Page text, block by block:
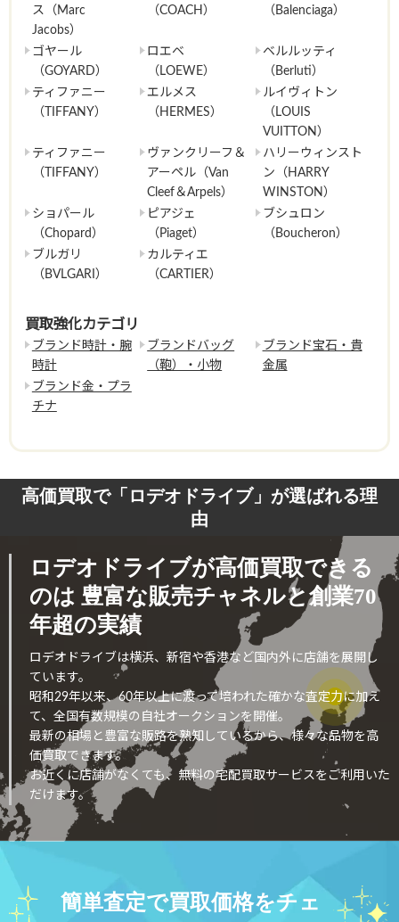
ス（Marc
Jacobs）
（COACH） （Balenciaga）
ゴヤール
（GOYARD）
ロエベ
（LOEWE）
ベルルッティ
（Berluti）
ティファニー
（TIFFANY）
エルメス
（HERMES）
ルイヴィトン
（LOUIS
VUITTON）
ティファニー
（TIFFANY）
ヴァンクリーフ＆
アーペル（Van
Cleef＆Arpels）
ハリーウィンスト
ン（HARRY
WINSTON）
ショパール
（Chopard）
ピアジェ
（Piaget）
ブシュロン
（Boucheron）
ブルガリ
（BVLGARI）
カルティエ
（CARTIER）
買取強化カテゴリ
ブランド時計・腕
時計
ブランドバッグ
（鞄）・小物
ブランド宝石・貴
金属
ブランド金・プラ
チナ
高価買取で「ロデオドライブ」が選ばれる理
由
ロデオドライブが高価買取できる
のは 豊富な販売チャネルと創業70
年超の実績
ロデオドライブは横浜、新宿や香港など国内外に店舗を展開し
ています。
昭和29年以来、60年以上に渡って培われた確かな査定力に加え
て、全国有数規模の自社オークションを開催。
最新の相場と豊富な販路を熟知しているから、様々な品物を高
価買取できます。
お近くに店舗がなくても、無料の宅配買取サービスをご利用いた
だけます。
簡単査定で買取価格をチェ